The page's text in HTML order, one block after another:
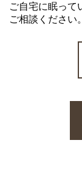
ご自宅に眠って
ご相談ください。